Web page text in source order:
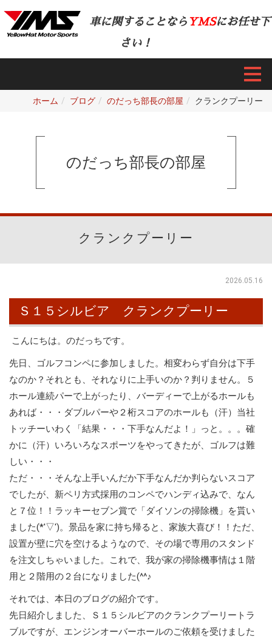
車に関することなら YMSにお任せ下
さい！
ホーム ブログ のだっち部長の部屋 クランクプーリー
のだっち部長の部屋
クランクプーリー
2026.05.16
Ｓ１５シルビア クランクプーリー
こんにちは。のだっちです。
先日、ゴルフコンペに参加しました。相変わらず自分は下手
なのか？それとも、それなりに上手いのか？判りません。５
ホール連続パーで上がったり、バーディーで上がるホールも
あれば・・・ダブルパーや２桁スコアのホールも（汗）当社
トッチーいわく「結果・・・下手なんだよ！」っと。。。確
かに（汗）いろいろなスポーツをやってきたが、ゴルフは難
しい・・・
ただ・・・そんな上手いんだか下手なんだか判らないスコア
でしたが、新ペリ方式採用のコンペでハンディ込みで、なん
と７位！！ラッキーセブン賞で「ダイソンの掃除機」を貰い
ました(*'▽')。景品を家に持ち帰ると、家族大喜び！！ただ、
設置が壁に穴を空けるようなので、その場で専用のスタンド
を注文しちゃいました。これで、我が家の掃除機事情は１階
用と２階用の２台になりました(^^♪
それでは、本日のブログの紹介です。
先日紹介しました、Ｓ１５シルビアのクランクプーリートラ
ブルですが、エンジンオーバーホールのご依頼を受けました